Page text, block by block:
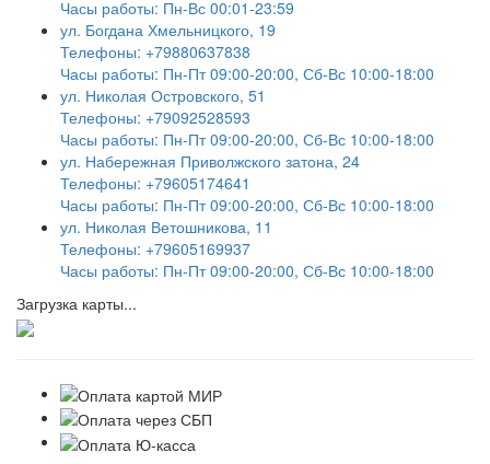
Часы работы: Пн-Вс 00:01-23:59
ул. Богдана Хмельницкого, 19
Телефоны: +79880637838
Часы работы: Пн-Пт 09:00-20:00, Сб-Вс 10:00-18:00
ул. Николая Островского, 51
Телефоны: +79092528593
Часы работы: Пн-Пт 09:00-20:00, Сб-Вс 10:00-18:00
ул. Набережная Приволжского затона, 24
Телефоны: +79605174641
Часы работы: Пн-Пт 09:00-20:00, Сб-Вс 10:00-18:00
ул. Николая Ветошникова, 11
Телефоны: +79605169937
Часы работы: Пн-Пт 09:00-20:00, Сб-Вс 10:00-18:00
Загрузка карты...